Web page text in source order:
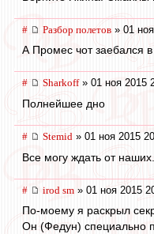
# Разбор полетов » 01
А Промес чот заебался
# Sharkoff» 01 ноя 2015
Полнейшее дно
# Stemid » 01 ноя 2015
Все могу ждать от
# irod sm » 01 ноя 2015
По-моему я раскрыл
Он (Федун) специально